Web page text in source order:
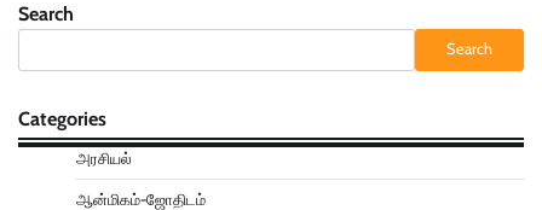
Search
Search
Categories
அரசியல்
ஆன்மிகம்-ஜோதிடம்